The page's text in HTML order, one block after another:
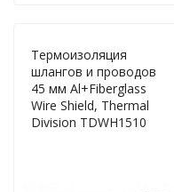
Термоизоляция
шлангов и проводов
45 мм Al+Fiberglass
Wire Shield, Thermal
Division TDWH1510